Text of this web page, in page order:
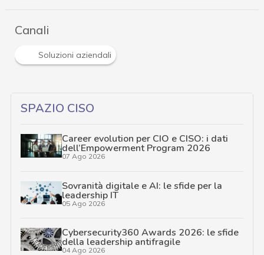
Canali
Soluzioni aziendali
SPAZIO CISO
Career evolution per CIO e CISO: i dati
dell’Empowerment Program 2026
07 Ago 2026
Sovranità digitale e AI: le sfide per la
leadership IT
05 Ago 2026
Cybersecurity360 Awards 2026: le sfide
della leadership antifragile
04 Ago 2026